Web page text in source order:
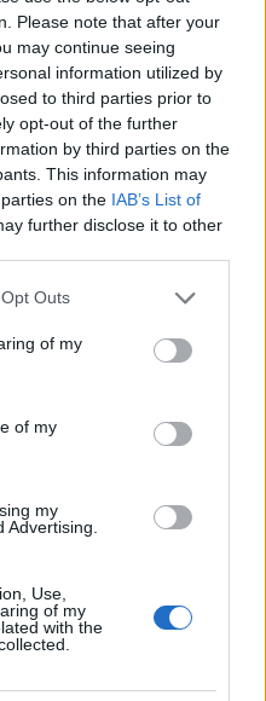
Please note that after your
may continue seeing
information utilized by
to third parties prior to
opt-out of the further
by third parties on the
This information may
on the IAB’s List of
further disclose it to other
Outs
of my
of my
my
Advertising.
Use,
of my
with the
στην KG Mobility
Ατρόμητος και Novibet
συνεχίζουν μαζί: Ανανέωση της
συνεργασίας τους μέχρι το
2028
Θέατρο Επιδαύρου άνοιξε τις
ΤΗΝ ΚΑΤΗΓΟΡΊΑ